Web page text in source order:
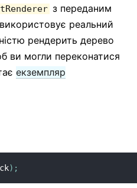
з переданим
реальний
рендерить дерево
ви могли переконатися
екземпляр
) ;